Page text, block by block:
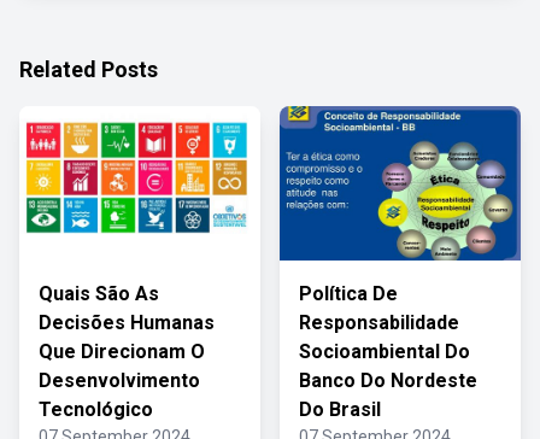
Related Posts
Quais São As
Decisões Humanas
Que Direcionam O
Desenvolvimento
Tecnológico
Política De
Responsabilidade
Socioambiental Do
Banco Do Nordeste
Do Brasil